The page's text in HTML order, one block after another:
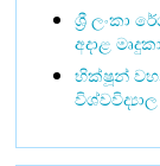
ශ්‍රී ලංකා
අදාළ
භික්ෂූන්